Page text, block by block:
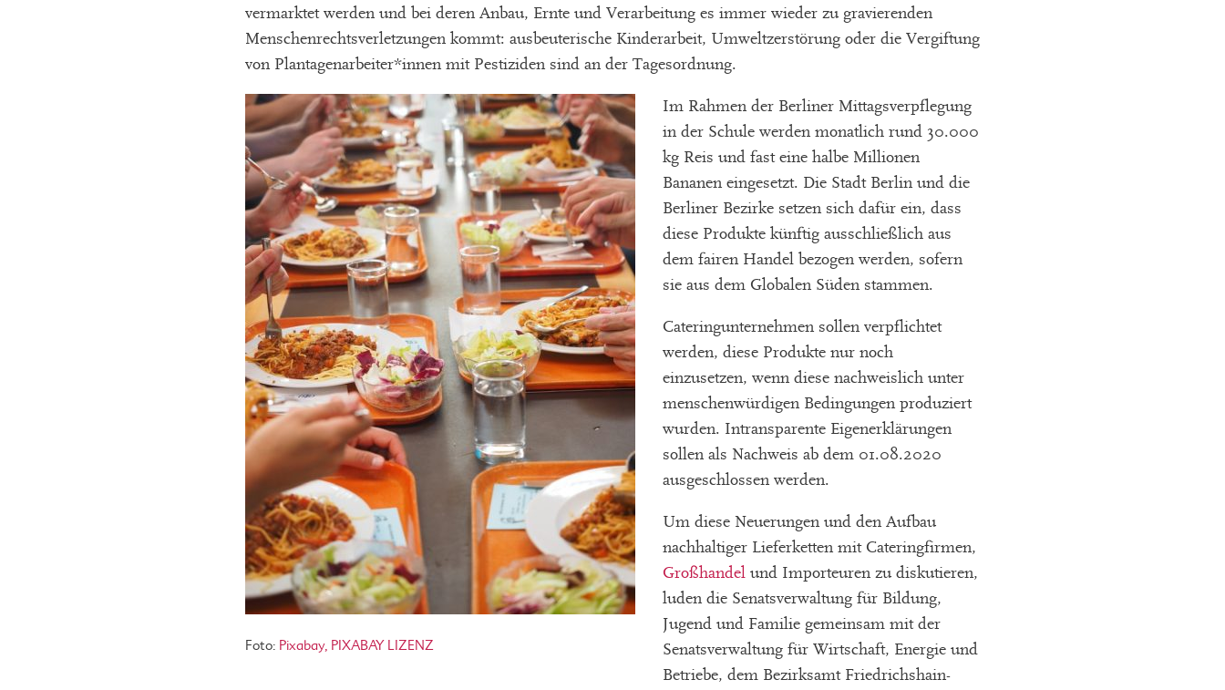
vermarktet werden und bei deren Anbau, Ernte und Verarbeitung es immer wieder zu gravierenden
Menschenrechtsverletzungen kommt: ausbeuterische Kinderarbeit, Umweltzerstörung oder die Vergiftung
von Plantagenarbeiter*innen mit Pestiziden sind an der Tagesordnung.
Foto: Pixabay, PIXABAY LIZENZ
Im Rahmen der Berliner Mittagsverpflegung
in der Schule werden monatlich rund 30.000
kg Reis und fast eine halbe Millionen
Bananen eingesetzt. Die Stadt Berlin und die
Berliner Bezirke setzen sich dafür ein, dass
diese Produkte künftig ausschließlich aus
dem fairen Handel bezogen werden, sofern
sie aus dem Globalen Süden stammen.
Cateringunternehmen sollen verpflichtet
werden, diese Produkte nur noch
einzusetzen, wenn diese nachweislich unter
menschenwürdigen Bedingungen produziert
wurden. Intransparente Eigenerklärungen
sollen als Nachweis ab dem 01.08.2020
ausgeschlossen werden.
Um diese Neuerungen und den Aufbau
nachhaltiger Lieferketten mit Cateringfirmen,
Großhandel und Importeuren zu diskutieren,
luden die Senatsverwaltung für Bildung,
Jugend und Familie gemeinsam mit der
Senatsverwaltung für Wirtschaft, Energie und
Betriebe, dem Bezirksamt Friedrichshain-